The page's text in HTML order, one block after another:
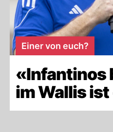
Einer von euch?
«Infantinos
im Wallis